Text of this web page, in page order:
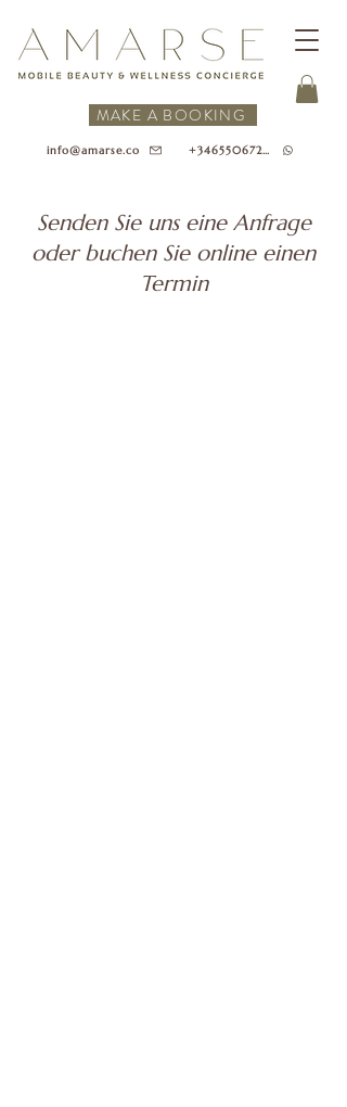
info@amarse.co +34655067218
MAKE A BOOKING
Senden Sie uns eine Anfrage
oder buchen Sie online einen
Termin